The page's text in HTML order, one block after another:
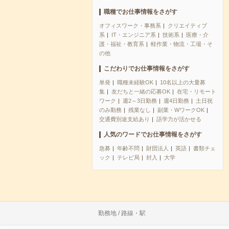
職種でお仕事情報をさがす
オフィスワーク・事務系
クリエイティブ
系
IT・エンジニア系 技術系
医療・介
護・福祉・教育系
軽作業・物流・工場・そ
の他
こだわりでお仕事情報をさがす
単発 職種未経験OK
10名以上の大量募
集
友だちと一緒の応募OK
在宅・リモート
ワーク
週2～3日勤務 週4日勤務
土日祝
のみ勤務
残業なし
副業・WワークOK
交通費別途支給あり
語学力が活かせる
人気のワードでお仕事情報をさがす
急募 年齢不問 財団法人 英語
書類チェ
ック
テレビ局 封入 大学
勤務地 / 路線・駅